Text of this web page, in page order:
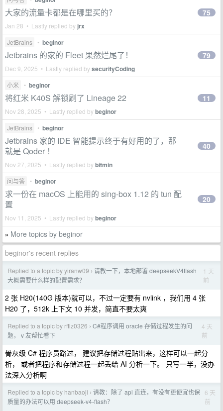
大家的流量卡都是在哪里买的？
Jan 28 • Lastly replied by jrx
75
JetBrains • beginor
Jetbrains 的家的 Fleet 果然烂尾了！
Dec 9, 2025 • Lastly replied bysecurityCoding
79
小米 • beginor
将红米 K40S 解锁刷了 Lineage 22
Nov 28, 2025 • Lastly replied bybeginor
11
JetBrains • beginor
Jetbrains 家的 IDE 智能提示终于有好用的了，那
就是 Qoder ！
Nov 27, 2025 • Lastly replied bybitmin
40
问与答 • beginor
求一份在 macOS 上能用的 sing-box 1.12 的 tun 配
置
Nov 11, 2025 • Lastly replied bybeginor
20
» More topics by beginor
beginor's recent replies
Replied to a topic by yiranw09 › 请教一下，本地部署 deepseekV4flash
大概需要什么样的配置需求？
1 天
前
2 张 H20(140G 版本)就可以，不过一定要有 nvlink ，我们用 4 张
H20 了，512k 上下文 10 并发，简直不要太爽
Replied to a topic by rftlz0326 › C#程序调用 oracle 存储过程发生的问
题， v 友帮忙看下
4 天
前
骨灰级 C# 程序员路过， 建议把存储过程贴出来，这样可以一起分
析， 或者把程序和存储过程一起丢给 AI 分析一下。 只写一半，没办
法深入分析啊
Replied to a topic by hanbaoji › 请教：除了 api 直连，有没有更便宜也保
质量的办法可以用 deepseek-v4-flash？
6 天
前